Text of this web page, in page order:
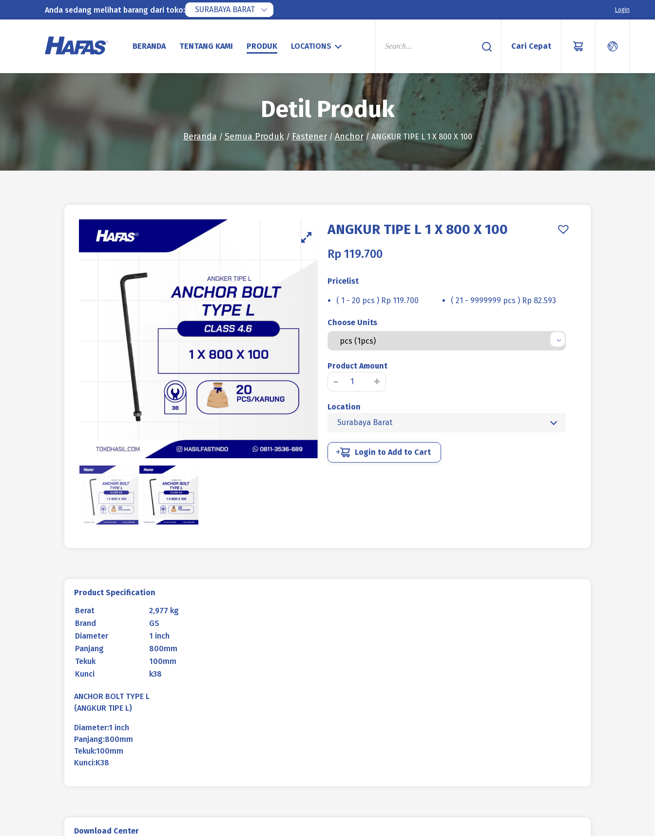
Anda sedang melihat barang dari toko: SURABAYA BARAT Login
BERANDA TENTANG KAMI PRODUK LOCATIONS
PRODUCTS
Cari Cepat
Detil Produk
Beranda / Semua Produk/ Fastener/ Anchor/ ANGKUR TIPE L 1 X 800 X 100
ANGKUR TIPE L 1 X 800 X 100
Rp 119.700
Pricelist
( 1 - 20 pcs ) Rp 119.700 ( 21 - 9999999 pcs ) Rp 82.593
Choose Units
Product Amount
-
Kuantitas
ANGKUR
TIPE
1
800
X
+
Location
Surabaya Barat
Login to Add to Cart
Product Specification
Berat
2,977 kg
Brand
GS
Diameter
1 inch
Panjang
800mm
Tekuk
100mm
Kunci
k38
ANCHOR BOLT TYPE L
(ANGKUR TIPE L)
Diameter:1 inch
Panjang:800mm
Tekuk:100mm
Kunci:K38
Download Center